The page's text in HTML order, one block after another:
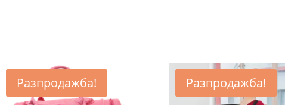
Разпродажба! Разпродажба!